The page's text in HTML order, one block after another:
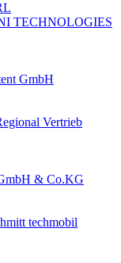
TECHNOLOGIES
GmbH
Vertrieb
& Co.KG
techmobil